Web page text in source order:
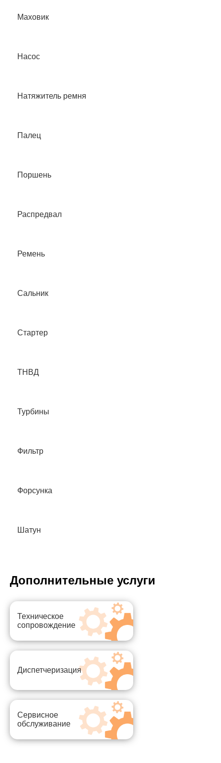
Маховик
Насос
Натяжитель ремня
Палец
Поршень
Распредвал
Ремень
Сальник
Стартер
ТНВД
Турбины
Фильтр
Форсунка
Шатун
Дополнительные услуги
Техническое
сопровождение
Диспетчеризация
Сервисное
обслуживание